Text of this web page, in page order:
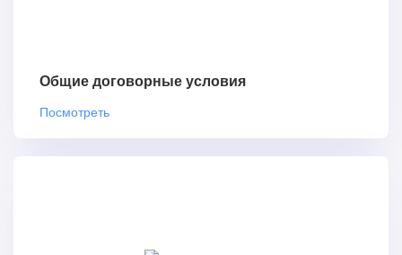
Общие договорные условия
Посмотреть